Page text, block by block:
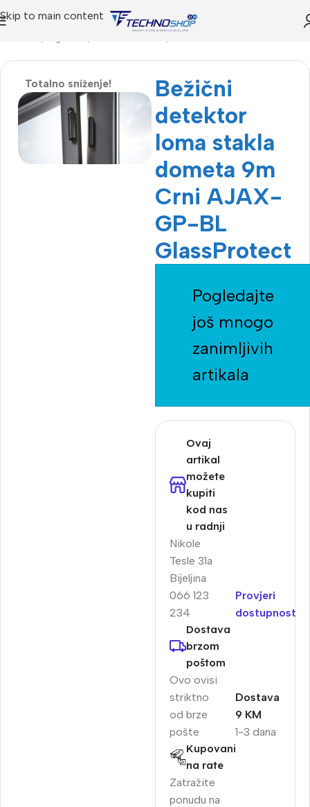
Skip to main content
Totalno sniženje!
Bežični
detektor
loma stakla
dometa 9m
Crni AJAX-
GP-BL
GlassProtect
Pogledajte
još mnogo
zanimljivih
artikala
Ovaj
artikal
možete
kupiti
kod nas
u radnji
Nikole
Tesle 31a
Bijeljina
066 123
234
Provjeri
dostupnost
Dostava
brzom
poštom
Ovo ovisi
striktno
od brze
pošte
1-3 dana
Dostava
9 KM
Kupovani
na rate
Zatražite
ponudu na